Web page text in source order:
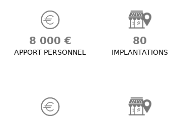
8 000 €
APPORT PERSONNEL
80
IMPLANTATIONS